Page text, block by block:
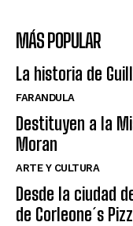
MÁS POPULAR
La historia de
FARANDULA
Destituyen a la
Moran
ARTE Y CULTURA
Desde la ciudad
de Corleone´s